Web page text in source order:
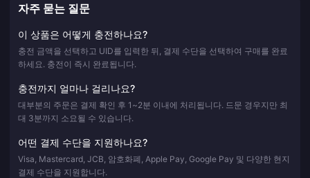
자주 묻는 질문
이 상품은 어떻게 충전하나요?
충전 금액을 선택하고 UID를 입력한 뒤, 결제 수단을 선택하여 구매를 완료
하세요. 충전이 즉시 완료됩니다.
충전까지 얼마나 걸리나요?
대부분의 주문은 결제 확인 후 1~2분 이내에 처리됩니다. 드문 경우지만 최
대 3분까지 소요될 수 있습니다.
어떤 결제 수단을 지원하나요?
Visa, Mastercard, JCB, 암호화폐, Apple Pay, Google Pay 및 다양한 현지
결제 수단을 지원합니다.